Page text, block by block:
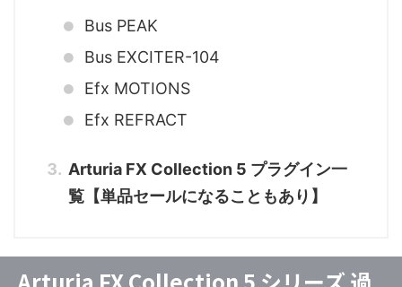
Bus PEAK
Bus EXCITER-104
Efx MOTIONS
Efx REFRACT
Arturia FX Collection 5 プラグイン一
覧【単品セールになることもあり】